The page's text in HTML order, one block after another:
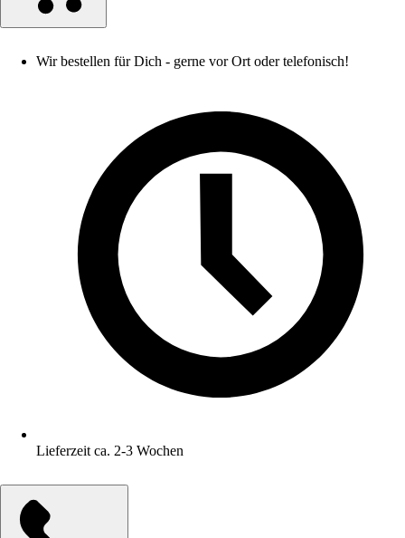
Wir bestellen für Dich - gerne vor Ort oder telefonisch!
Lieferzeit ca. 2-3 Wochen